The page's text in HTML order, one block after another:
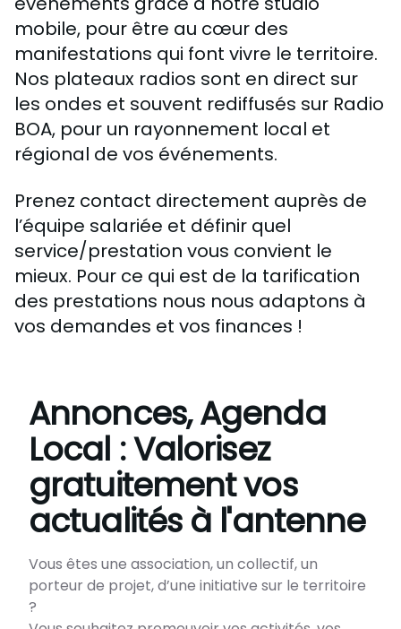
mobile, pour être au cœur des
manifestations qui font vivre le territoire.
Nos plateaux radios sont en direct sur
les ondes et souvent rediffusés sur Radio
BOA, pour un rayonnement local et
régional de vos événements.
Prenez contact directement auprès de
l’équipe salariée et définir quel
service/prestation vous convient le
mieux. Pour ce qui est de la tarification
des prestations nous nous adaptons à
vos demandes et vos finances !
Annonces, Agenda
Local : Valorisez
gratuitement vos
actualités à l'antenne
Vous êtes une association, un collectif, un
porteur de projet, d’une initiative sur le territoire
?